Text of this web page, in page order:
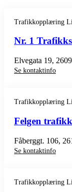
Trafikkopplæring
Nr. 1
Elvegata 19,
Se kontaktinfo
Trafikkopplæring
Felgen
Fåberggt. 106,
Se kontaktinfo
Trafikkopplæring